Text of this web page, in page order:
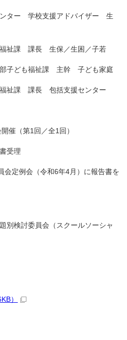
ー 学校支援アドバイザー 生
課 課長 生保／生困／子若
ども福祉課 主幹 子ども家庭
課 課長 包括支援センター
（第1回／全1回）
理
会（令和6年4月）に報告書を
検討委員会（スクールソーシャ
）